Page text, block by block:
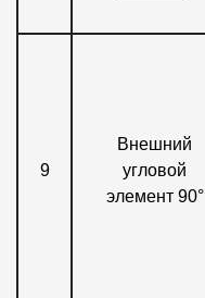
9
Внешний
угловой
элемент 90°